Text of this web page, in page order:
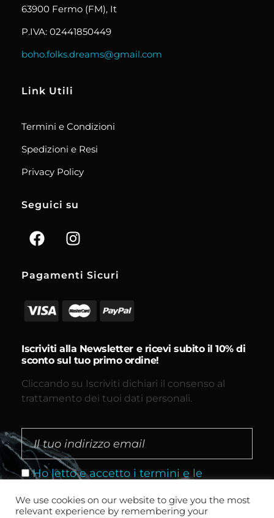
63900 Fermo (FM), It
P.IVA: 02441850449
boho.folks.dreams@gmail.com
Link Utili
Termini e Condizioni
Spedizioni e Resi
Privacy Policy
Seguici su
Pagamenti Sicuri
Iscriviti alla Newsletter e ricevi subito il 10% di
sconto sul tuo primo ordine!
Cliccando su Iscriviti dichiari il consenso al
trattamento dei tuoi dati personali.
Ho letto e accetto i termini e le
We use cookies on our website to give you the most
relevant experience by remembering your